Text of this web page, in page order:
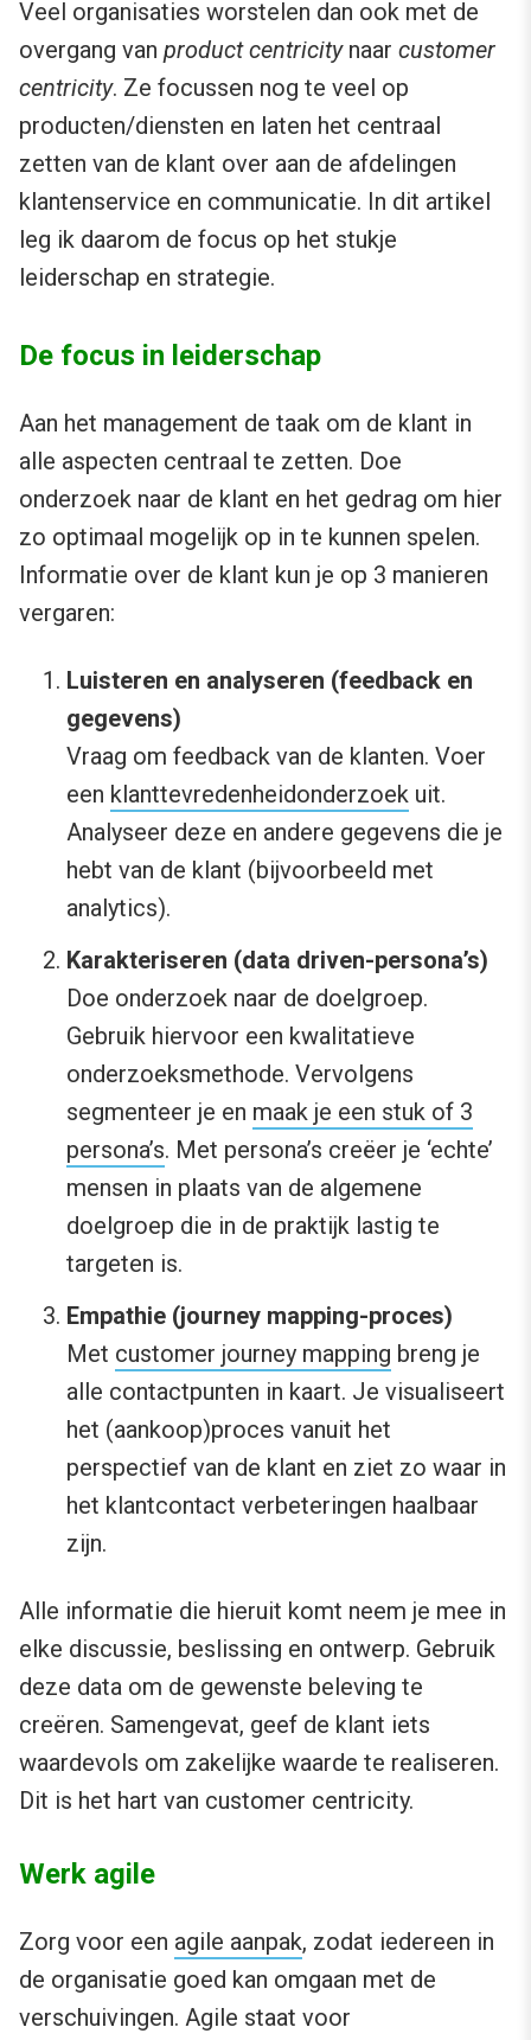
Veel organisaties worstelen dan ook met de
overgang van product centricitynaar customer
centricity. Ze focussen nog te veel op
producten/diensten en laten het centraal
zetten van de klant over aan de afdelingen
klantenservice en communicatie. In dit artikel
leg ik daarom de focus op het stukje
leiderschap en strategie.
De focus in leiderschap
Aan het management de taak om de klant in
alle aspecten centraal te zetten. Doe
onderzoek naar de klant en het gedrag om hier
zo optimaal mogelijk op in te kunnen spelen.
Informatie over de klant kun je op 3 manieren
vergaren:
Luisteren en analyseren (feedback en
gegevens)
Vraag om feedback van de klanten. Voer
een klanttevredenheidonderzoek uit.
Analyseer deze en andere gegevens die je
hebt van de klant (bijvoorbeeld met
analytics).
Karakteriseren (data driven-persona’s)
Doe onderzoek naar de doelgroep.
Gebruik hiervoor een kwalitatieve
onderzoeksmethode. Vervolgens
segmenteer je en maak je een stuk of 3
persona’s. Met persona’s creëer je ‘echte’
mensen in plaats van de algemene
doelgroep die in de praktijk lastig te
targeten is.
Empathie (journey mapping-proces)
Met customer journey mapping breng je
alle contactpunten in kaart. Je visualiseert
het (aankoop)proces vanuit het
perspectief van de klant en ziet zo waar in
het klantcontact verbeteringen haalbaar
zijn.
Alle informatie die hieruit komt neem je mee in
elke discussie, beslissing en ontwerp. Gebruik
deze data om de gewenste beleving te
creëren. Samengevat, geef de klant iets
waardevols om zakelijke waarde te realiseren.
Dit is het hart van customer centricity.
Werk agile
Zorg voor een agile aanpak, zodat iedereen in
de organisatie goed kan omgaan met de
verschuivingen. Agile staat voor